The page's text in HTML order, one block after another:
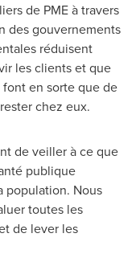
de PME à travers
des gouvernements
réduisent
les clients et que
en sorte que de
chez eux.
de veiller à ce que
publique
population. Nous
toutes les
de lever les